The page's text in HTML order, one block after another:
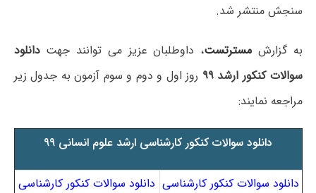
سنجش منتشر شد.
به گزارش مسترتست، داوطلبان عزیز می توانند جهتدانلود
سوالات کنکور ارشد ۹۹
روز اول و دوم و سوم آزمون به جدول زیر
مراجعه نمایند:
دانلود سوالات کنکور کارشناسی ارشد علوم انسانی ۹۹
دانلود سوالات کنکور کارشناسی دانلود سوالات کنکور کارشناسی